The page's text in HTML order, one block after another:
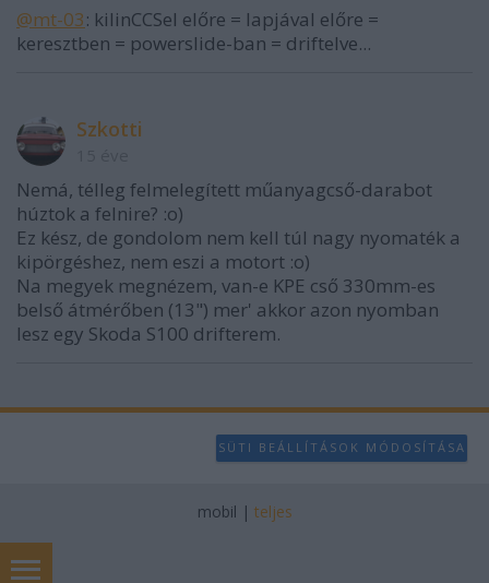
@mt-03: kilinCCSel előre = lapjával előre =
keresztben = powerslide-ban = driftelve...
Szkotti
Nemá, télleg felmelegített műanyagcső-darabot
húztok a felnire? :o)
Ez kész, de gondolom nem kell túl nagy nyomaték a
kipörgéshez, nem eszi a motort :o)
Na megyek megnézem, van-e KPE cső 330mm-es
belső átmérőben (13") mer' akkor azon nyomban
lesz egy Skoda S100 drifterem.
SÜTI BEÁLLÍTÁSOK MÓDOSÍTÁSA
mobil | teljes